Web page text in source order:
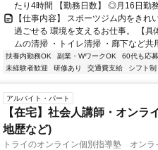
たり4時間 【勤務日数】 ◎月16日勤
【仕事内容】 スポーツジム内をきれ
過ごせる 環境を支えるお仕事。 【
ムの清掃 ・トイレ清掃 ・廊下など共
扶養内勤務OK 副業・WワークOK 60代も応
未経験者歓迎
研修あり 交通費支給 シフト制
アルバイト・パート
【在宅】社会人講師・オン
地歴など)
トライのオンライン個別指導塾 オンラ